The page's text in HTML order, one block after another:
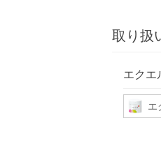
取り扱
エクエ
エ